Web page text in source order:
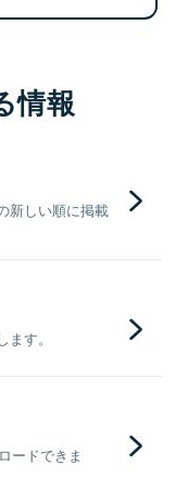
情報
新しい順に掲載
す。
ードできま